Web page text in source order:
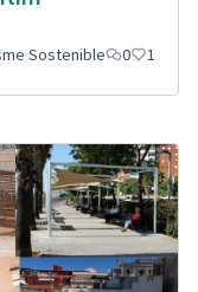
Sostenible 0 1